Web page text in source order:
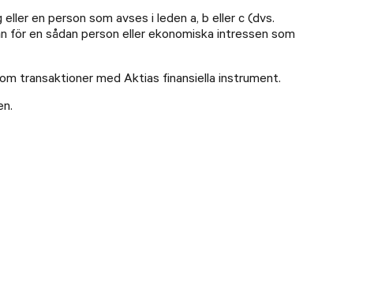
en person som avses i leden a, b eller c (dvs.
en sådan person eller ekonomiska intressen som
transaktioner med Aktias finansiella instrument.